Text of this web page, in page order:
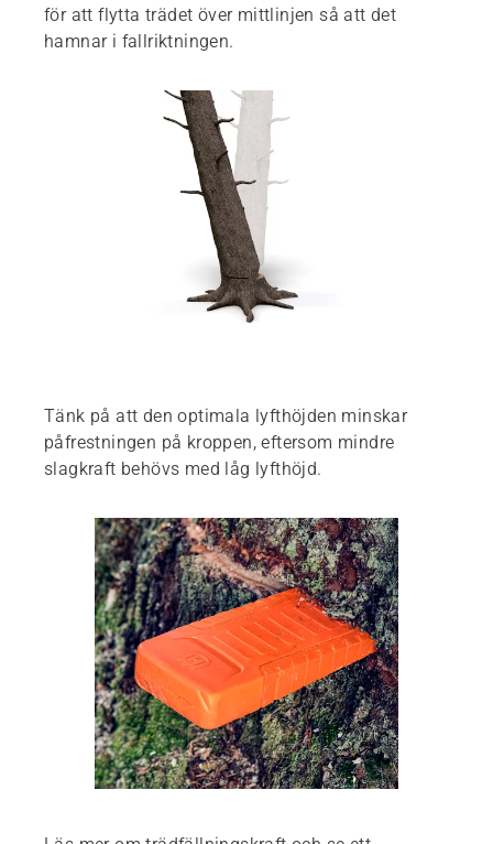
för att flytta trädet över mittlinjen så att det
hamnar i fallriktningen.
Tänk på att den optimala lyfthöjden minskar
påfrestningen på kroppen, eftersom mindre
slagkraft behövs med låg lyfthöjd.